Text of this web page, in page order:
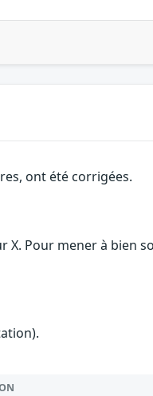
ont été corrigées.
Pour mener à bien